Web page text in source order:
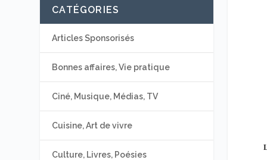
CATÉGORIES
Articles Sponsorisés
Bonnes affaires, Vie pratique
Ciné, Musique, Médias, TV
Cuisine, Art de vivre
Culture, Livres, Poésies